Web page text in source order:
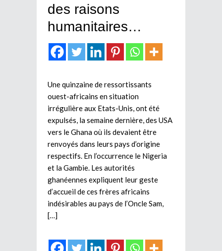
des raisons
humanitaires…
Une quinzaine de ressortissants
ouest-africains en situation
irrégulière aux Etats-Unis, ont été
expulsés, la semaine dernière, des USA
vers le Ghana où ils devaient être
renvoyés dans leurs pays d’origine
respectifs. En l’occurrence le Nigeria
et la Gambie. Les autorités
ghanéennes expliquent leur geste
d’accueil de ces frères africains
indésirables au pays de l’Oncle Sam,
[…]